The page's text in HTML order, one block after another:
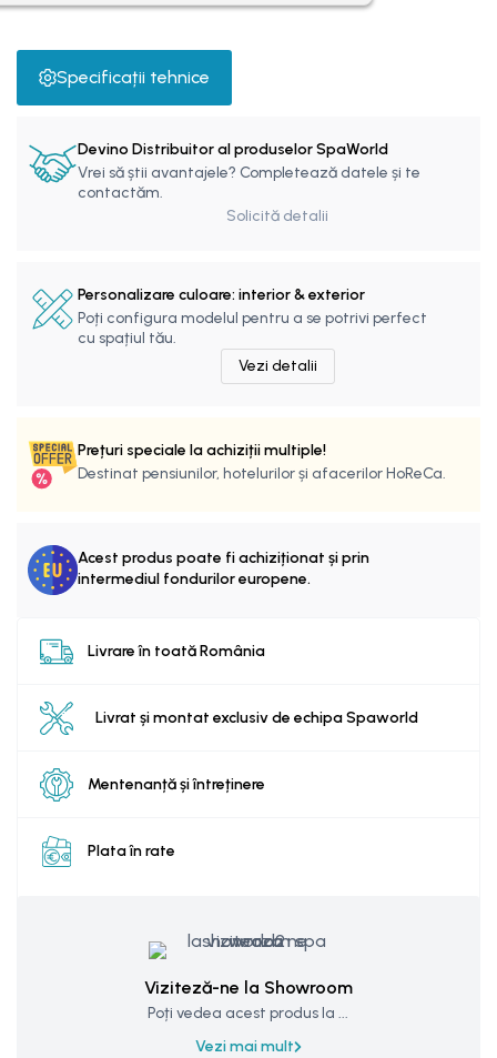
Specificații tehnice
Devino Distribuitor al produselor SpaWorld
Vrei să știi avantajele? Completează datele și te
contactăm.
Solicită detalii
Personalizare culoare: interior & exterior
Poți configura modelul pentru a se potrivi perfect
cu spațiul tău.
Vezi detalii
Prețuri speciale la achiziții multiple!
Destinat pensiunilor, hotelurilor și afacerilor HoReCa.
Acest produs poate fi achiziționat și prin
intermediul fondurilor europene.
Livrare în toată România
Livrat și montat exclusiv de echipa Spaworld
Mentenanță și întreținere
Plata în rate
Viziteză-ne la Showroom
Poți vedea acest produs la ...
Vezi mai mult